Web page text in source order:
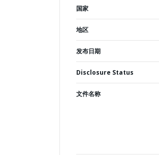
国家
地区
发布日期
Disclosure Status
文件名称